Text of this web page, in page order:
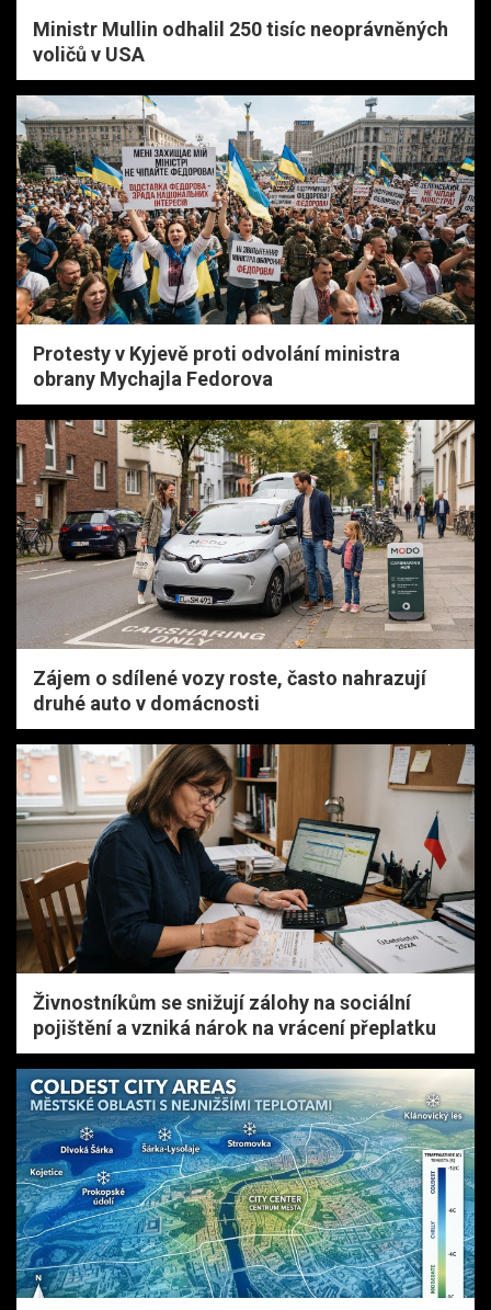
Ministr Mullin odhalil 250 tisíc neoprávněných
voličů v USA
Protesty v Kyjevě proti odvolání ministra
obrany Mychajla Fedorova
Zájem o sdílené vozy roste, často nahrazují
druhé auto v domácnosti
Živnostníkům se snižují zálohy na sociální
pojištění a vzniká nárok na vrácení přeplatku